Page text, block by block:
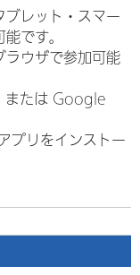
レット・スマー
です。
ウザで参加可能
たは Google
リをインストー